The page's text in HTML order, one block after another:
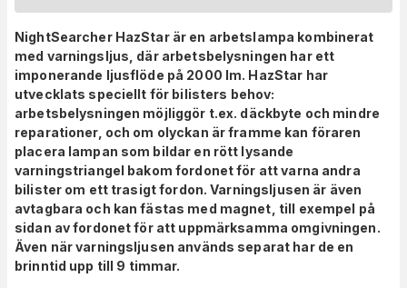
NightSearcher HazStar är en arbetslampa kombinerat
med varningsljus, där arbetsbelysningen har ett
imponerande ljusflöde på 2000 lm. HazStar har
utvecklats speciellt för bilisters behov:
arbetsbelysningen möjliggör t.ex. däckbyte och mindre
reparationer, och om olyckan är framme kan föraren
placera lampan som bildar en rött lysande
varningstriangel bakom fordonet för att varna andra
bilister om ett trasigt fordon. Varningsljusen är även
avtagbara och kan fästas med magnet, till exempel på
sidan av fordonet för att uppmärksamma omgivningen.
Även när varningsljusen används separat har de en
brinntid upp till 9 timmar.